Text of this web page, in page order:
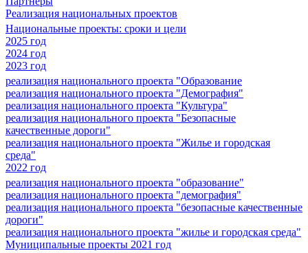
Реализация национальных проектов
Национальные проекты: сроки и цели
2025 год
2024 год
2023 год
реализация национального проекта "Образование
реализация национального проекта "Демография"
реализация национального проекта "Культура"
реализация национального проекта "Безопасные
качественные дороги"
реализация национального проекта "Жилье и городская
среда"
2022 год
реализация национального проекта "образование"
реализация национального проекта "демография"
реализация национального проекта "безопасные качественные
дороги"
реализация национального проекта "жилье и городская среда"
Муниципальные проекты 2021 год